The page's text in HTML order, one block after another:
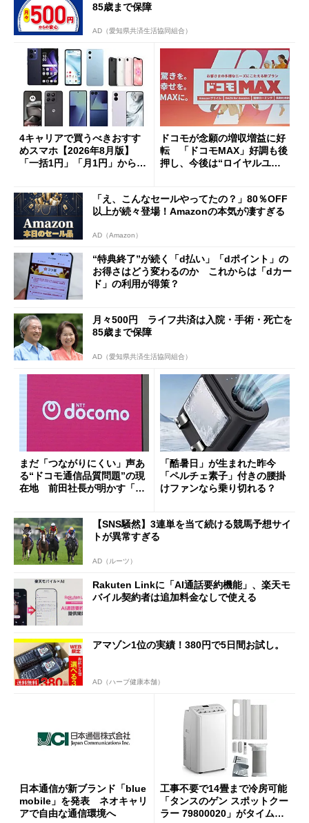
85歳まで保障
AD（愛知県共済生活協同組合）
4キャリアで買うべきおすす
めスマホ【2026年8月版】
「一括1円」「月1円」からお
ドコモが念願の増収増益に好
転 「ドコモMAX」好調も後
押し、今後は“ロイヤルユー
「え、こんなセールやってたの？」80％OFF
以上が続々登場！Amazonの本気が凄すぎる
AD（Amazon）
“特典終了”が続く「d払い」「dポイント」の
お得さはどう変わるのか これからは「dカー
ド」の利用が得策？
月々500円 ライフ共済は入院・手術・死亡を
85歳まで保障
AD（愛知県共済生活協同組合）
まだ「つながりにくい」声あ
る“ドコモ通信品質問題”の現
在地 前田社長が明かす「道
「酷暑日」が生まれた昨今
「ペルチェ素子」付きの腰掛
けファンなら乗り切れる？
【SNS騒然】3連単を当て続ける競馬予想サイ
トが異常すぎる
AD（ルーツ）
Rakuten Linkに「AI通話要約機能」、楽天モ
バイル契約者は追加料金なしで使える
アマゾン1位の実績！380円で5日間お試し。
AD（ハーブ健康本舗）
日本通信が新ブランド「blue
mobile」を発表 ネオキャリ
アで自由な通信環境へ
工事不要で14畳まで冷房可能
「タンスのゲン スポットクー
ラー 79800020」がタイムセ